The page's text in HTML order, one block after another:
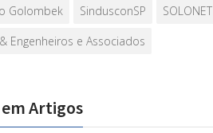
Golombek
SindusconSP
SOLONET
Engenheiros e Associados
Artigos